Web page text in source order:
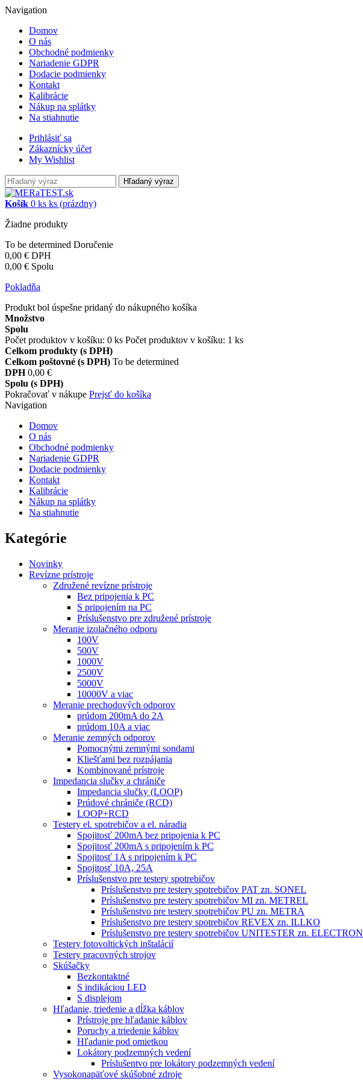
Navigation
Domov
O nás
Obchodné podmienky
Nariadenie GDPR
Dodacie podmienky
Kontakt
Kalibrácie
Nákup na splátky
Na stiahnutie
Prihlásiť sa
Zákaznícky účet
My Wishlist
Hľadaný výraz
Košík 0 ks ks (prázdny)
Žiadne produkty
To be determined Doručenie
0,00 € DPH
0,00 € Spolu
Pokladňa
Produkt bol úspešne pridaný do nákupného košíka
Množstvo
Spolu
Počet produktov v košíku: 0 ks Počet produktov v košíku: 1 ks
Celkom produkty (s DPH)
Celkom poštovné (s DPH) To be determined
DPH 0,00 €
Spolu (s DPH)
Pokračovať v nákupe Prejsť do košíka
Navigation
Domov
O nás
Obchodné podmienky
Nariadenie GDPR
Dodacie podmienky
Kontakt
Kalibrácie
Nákup na splátky
Na stiahnutie
Kategórie
Novinky
Revízne prístroje
Združené revízne prístroje
Bez pripojenia k PC
S pripojením na PC
Príslušenstvo pre združené prístroje
Meranie izolačného odporu
100V
500V
1000V
2500V
5000V
10000V a viac
Meranie prechodových odporov
prúdom 200mA do 2A
prúdom 10A a viac
Meranie zemných odporov
Pomocnými zemnými sondami
Kliešťami bez rozpájania
Kombinované prístroje
Impedancia slučky a chrániče
Impedancia slučky (LOOP)
Prúdové chrániče (RCD)
LOOP+RCD
Testery el. spotrebičov a el. náradia
Spojitosť 200mA bez pripojenia k PC
Spojitosť 200mA s pripojením k PC
Spojitosť 1A s pripojením k PC
Spojitosť 10A, 25A
Príslušenstvo pre testery spotrebičov
Príslušenstvo pre testery spotrebičov PAT zn. SONEL
Príslušenstvo pre testery spotrebičov MI zn. METREL
Príslušenstvo pre testery spotrebičov PU zn. METRA
Príslušenstvo pre testery spotrebičov REVEX zn. ILLKO
Príslušenstvo pre testery spotrebičov UNITESTER zn. ELECTRON
Testery fotovoltických inštalácií
Testery pracovných strojov
Skúšačky
Bezkontaktné
S indikáciou LED
S displejom
Hľadanie, triedenie a dĺžka káblov
Prístroje pre hľadanie káblov
Poruchy a triedenie káblov
Hľadanie pod omietkou
Lokátory podzemných vedení
Príslušentvo pre lokátory podzemných vedení
Vysokonapäťové skúšobné zdroje